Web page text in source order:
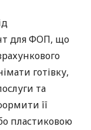
для ФОП, що
готівку,
та
її
пластиковою